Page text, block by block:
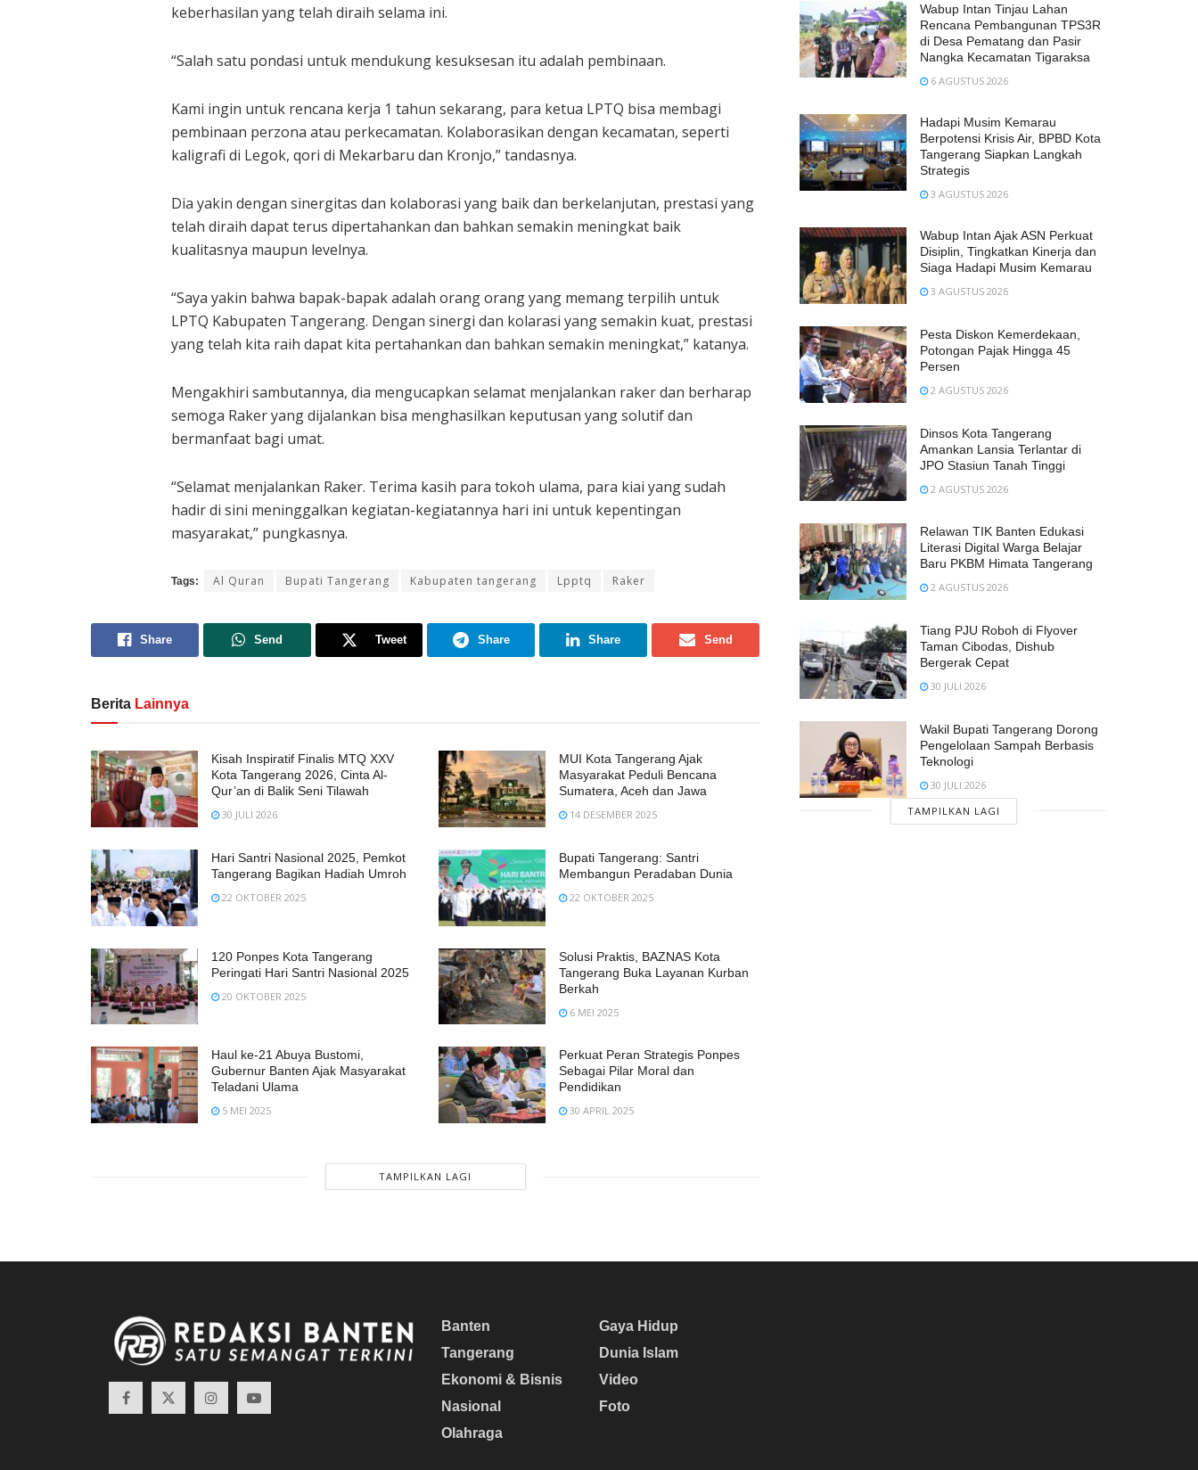
keberhasilan yang telah diraih selama ini.
“Salah satu pondasi untuk mendukung kesuksesan itu adalah pembinaan.
Kami ingin untuk rencana kerja 1 tahun sekarang, para ketua LPTQ bisa membagi
pembinaan perzona atau perkecamatan. Kolaborasikan dengan kecamatan, seperti
kaligrafi di Legok, qori di Mekarbaru dan Kronjo,” tandasnya.
Dia yakin dengan sinergitas dan kolaborasi yang baik dan berkelanjutan, prestasi yang
telah diraih dapat terus dipertahankan dan bahkan semakin meningkat baik
kualitasnya maupun levelnya.
“Saya yakin bahwa bapak-bapak adalah orang orang yang memang terpilih untuk
LPTQ Kabupaten Tangerang. Dengan sinergi dan kolarasi yang semakin kuat, prestasi
yang telah kita raih dapat kita pertahankan dan bahkan semakin meningkat,” katanya.
Mengakhiri sambutannya, dia mengucapkan selamat menjalankan raker dan berharap
semoga Raker yang dijalankan bisa menghasilkan keputusan yang solutif dan
bermanfaat bagi umat.
“Selamat menjalankan Raker. Terima kasih para tokoh ulama, para kiai yang sudah
hadir di sini meninggalkan kegiatan-kegiatannya hari ini untuk kepentingan
masyarakat,” pungkasnya.
Tags: Al Quran Bupati Tangerang Kabupaten tangerang Lpptq Raker
Share Send Tweet Share Share Send
Berita Lainnya
Kisah Inspiratif Finalis MTQ XXV
Kota Tangerang 2026, Cinta Al-
Qur’an di Balik Seni Tilawah
30 JULI 2026
MUI Kota Tangerang Ajak
Masyarakat Peduli Bencana
Sumatera, Aceh dan Jawa
14 DESEMBER 2025
Hari Santri Nasional 2025, Pemkot
Tangerang Bagikan Hadiah Umroh
22 OKTOBER 2025
Bupati Tangerang: Santri
Membangun Peradaban Dunia
22 OKTOBER 2025
120 Ponpes Kota Tangerang
Peringati Hari Santri Nasional 2025
20 OKTOBER 2025
Solusi Praktis, BAZNAS Kota
Tangerang Buka Layanan Kurban
Berkah
6 MEI 2025
Haul ke-21 Abuya Bustomi,
Gubernur Banten Ajak Masyarakat
Teladani Ulama
5 MEI 2025
Perkuat Peran Strategis Ponpes
Sebagai Pilar Moral dan
Pendidikan
30 APRIL 2025
TAMPILKAN LAGI
Wabup Intan Tinjau Lahan
Rencana Pembangunan TPS3R
di Desa Pematang dan Pasir
Nangka Kecamatan Tigaraksa
6 AGUSTUS 2026
Hadapi Musim Kemarau
Berpotensi Krisis Air, BPBD Kota
Tangerang Siapkan Langkah
Strategis
3 AGUSTUS 2026
Wabup Intan Ajak ASN Perkuat
Disiplin, Tingkatkan Kinerja dan
Siaga Hadapi Musim Kemarau
3 AGUSTUS 2026
Pesta Diskon Kemerdekaan,
Potongan Pajak Hingga 45
Persen
2 AGUSTUS 2026
Dinsos Kota Tangerang
Amankan Lansia Terlantar di
JPO Stasiun Tanah Tinggi
2 AGUSTUS 2026
Relawan TIK Banten Edukasi
Literasi Digital Warga Belajar
Baru PKBM Himata Tangerang
2 AGUSTUS 2026
Tiang PJU Roboh di Flyover
Taman Cibodas, Dishub
Bergerak Cepat
30 JULI 2026
Wakil Bupati Tangerang Dorong
Pengelolaan Sampah Berbasis
Teknologi
30 JULI 2026
TAMPILKAN LAGI
Banten
Tangerang
Ekonomi & Bisnis
Nasional
Olahraga
Gaya Hidup
Dunia Islam
Video
Foto